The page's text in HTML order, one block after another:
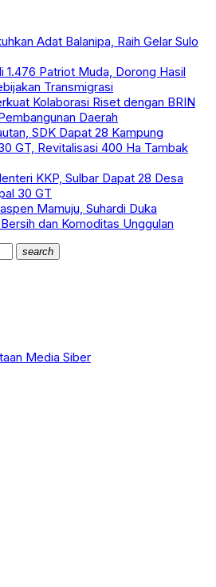
Adat Balanipa, Raih Gelar Sulo
1.476 Patriot Muda, Dorong Hasil
Transmigrasi
Kolaborasi Riset dengan BRIN
Daerah
SDK Dapat 28 Kampung
GT, Revitalisasi 400 Ha Tambak
KKP, Sulbar Dapat 28 Desa
30 GT
Mamuju, Suhardi Duka
dan Komoditas Unggulan
search
Media Siber